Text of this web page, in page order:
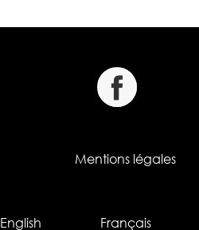
Mentions légales
English Français